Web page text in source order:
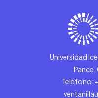
Universidad
Pance,
Teléfono: